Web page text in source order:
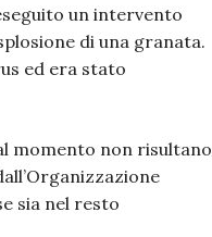
un intervento
di una granata.
ed era stato
momento non risultano
sia nel resto